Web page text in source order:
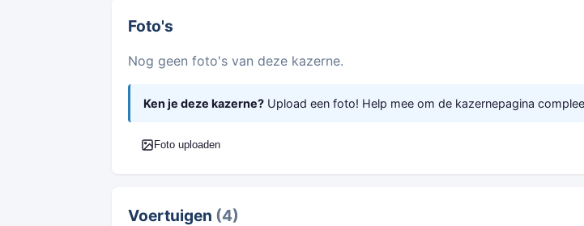
Foto's
Nog geen foto's van deze kazerne.
Ken je deze kazerne? Upload een foto! Help mee om de kazernepagina
Foto uploaden
Voertuigen (4)